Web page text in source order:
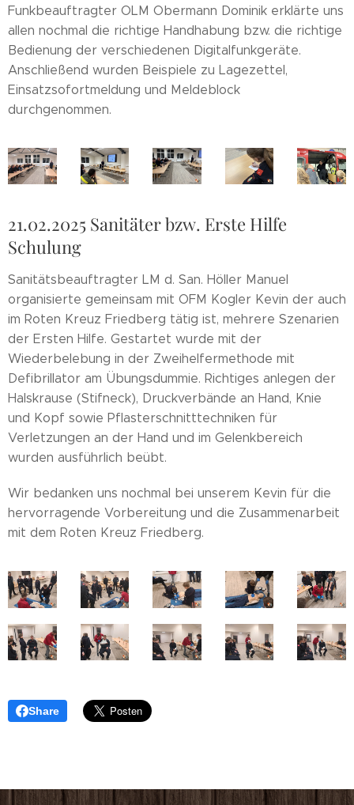
Funkbeauftragter OLM Obermann Dominik erklärte uns
allen nochmal die richtige Handhabung bzw. die richtige
Bedienung der verschiedenen Digitalfunkgeräte.
Anschließend wurden Beispiele zu Lagezettel,
Einsatzsofortmeldung und Meldeblock
durchgenommen.
21.02.2025 Sanitäter bzw. Erste Hilfe
Schulung
Sanitätsbeauftragter LM d. San. Höller Manuel
organisierte gemeinsam mit OFM Kogler Kevin der auch
im Roten Kreuz Friedberg tätig ist, mehrere Szenarien
der Ersten Hilfe. Gestartet wurde mit der
Wiederbelebung in der Zweihelfermethode mit
Defibrillator am Übungsdummie. Richtiges anlegen der
Halskrause (Stifneck), Druckverbände an Hand, Knie
und Kopf sowie Pflasterschnitttechniken für
Verletzungen an der Hand und im Gelenkbereich
wurden ausführlich beübt.
Wir bedanken uns nochmal bei unserem Kevin für die
hervorragende Vorbereitung und die Zusammenarbeit
mit dem Roten Kreuz Friedberg.
Share